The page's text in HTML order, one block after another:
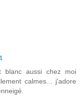
blanc aussi chez moi
calmes... j'adore